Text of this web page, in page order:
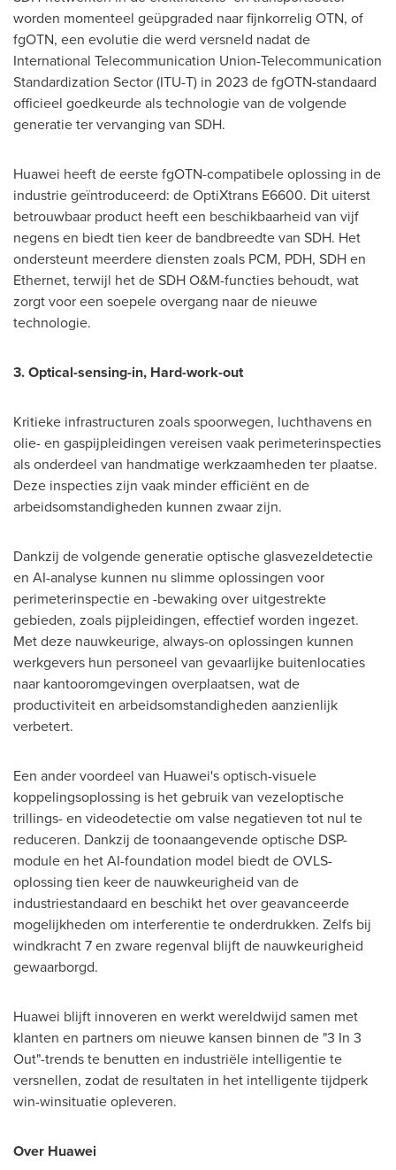
worden momenteel geüpgraded naar fijnkorrelig OTN, of
fgOTN, een evolutie die werd versneld nadat de
International Telecommunication Union-Telecommunication
Standardization Sector (ITU-T) in 2023 de fgOTN-standaard
officieel goedkeurde als technologie van de volgende
generatie ter vervanging van SDH.
Huawei heeft de eerste fgOTN-compatibele oplossing in de
industrie geïntroduceerd: de OptiXtrans E6600. Dit uiterst
betrouwbaar product heeft een beschikbaarheid van vijf
negens en biedt tien keer de bandbreedte van SDH. Het
ondersteunt meerdere diensten zoals PCM, PDH, SDH en
Ethernet, terwijl het de SDH O&M-functies behoudt, wat
zorgt voor een soepele overgang naar de nieuwe
technologie.
3. Optical-sensing-in, Hard-work-out
Kritieke infrastructuren zoals spoorwegen, luchthavens en
olie- en gaspijpleidingen vereisen vaak perimeterinspecties
als onderdeel van handmatige werkzaamheden ter plaatse.
Deze inspecties zijn vaak minder efficiënt en de
arbeidsomstandigheden kunnen zwaar zijn.
Dankzij de volgende generatie optische glasvezeldetectie
en AI-analyse kunnen nu slimme oplossingen voor
perimeterinspectie en -bewaking over uitgestrekte
gebieden, zoals pijpleidingen, effectief worden ingezet.
Met deze nauwkeurige, always-on oplossingen kunnen
werkgevers hun personeel van gevaarlijke buitenlocaties
naar kantooromgevingen overplaatsen, wat de
productiviteit en arbeidsomstandigheden aanzienlijk
verbetert.
Een ander voordeel van Huawei's optisch-visuele
koppelingsoplossing is het gebruik van vezeloptische
trillings- en videodetectie om valse negatieven tot nul te
reduceren. Dankzij de toonaangevende optische DSP-
module en het AI-foundation model biedt de OVLS-
oplossing tien keer de nauwkeurigheid van de
industriestandaard en beschikt het over geavanceerde
mogelijkheden om interferentie te onderdrukken. Zelfs bij
windkracht 7 en zware regenval blijft de nauwkeurigheid
gewaarborgd.
Huawei blijft innoveren en werkt wereldwijd samen met
klanten en partners om nieuwe kansen binnen de "3 In 3
Out"-trends te benutten en industriële intelligentie te
versnellen, zodat de resultaten in het intelligente tijdperk
win-winsituatie opleveren.
Over Huawei